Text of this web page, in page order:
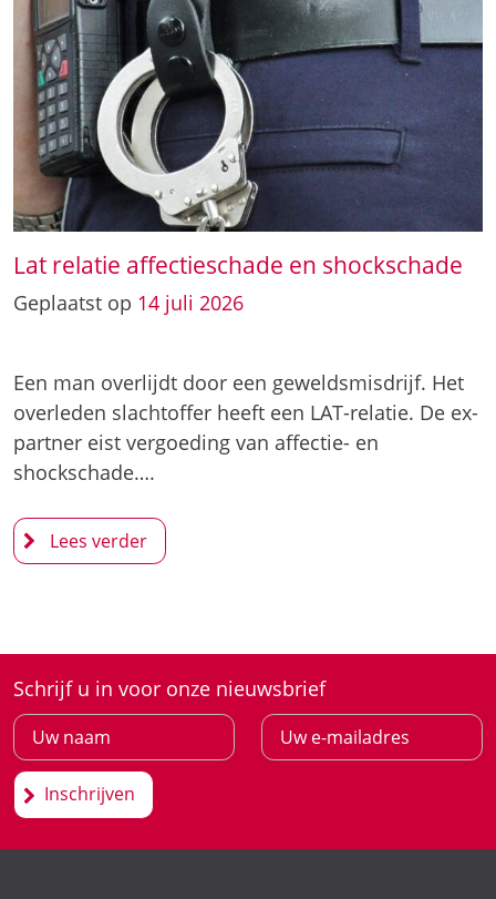
Lat relatie affectieschade en shockschade
Geplaatst op 14 juli 2026
Een man overlijdt door een geweldsmisdrijf. Het
overleden slachtoffer heeft een LAT-relatie. De ex-
partner eist vergoeding van affectie- en
shockschade….
Schrijf u in voor onze nieuwsbrief
Inschrijven